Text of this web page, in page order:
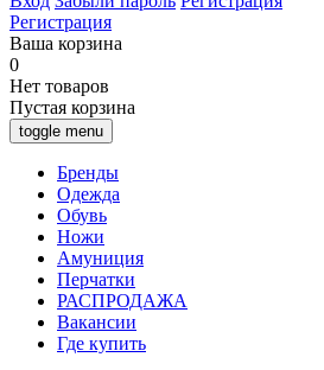
Регистрация
Ваша корзина
0
Нет товаров
Пустая корзина
toggle menu
Бренды
Одежда
Обувь
Ножи
Амуниция
Перчатки
РАСПРОДАЖА
Вакансии
Где купить